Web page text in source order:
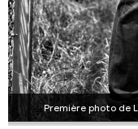
Première photo de